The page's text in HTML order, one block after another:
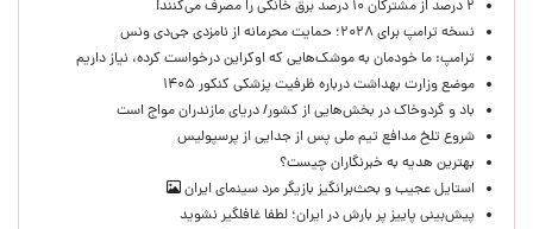
۲ درصد از مشترکان ۱۰ درصد برق خانگی را مصرف می‌کنند!
نسخه ترامپ برای ۲۰۲۸؛ حمایت محرمانه از نامزدی جی‌دی ونس
ترامپ: ما خودمان به موشک‌هایی که اوکراین درخواست کرده، نیاز داریم
موضع وزارت بهداشت درباره ظرفیت پزشکی کنکور ۱۴۰۵
باد و گردوخاک در بخش‌هایی از کشور/ دریای مازندران مواج است
شروع تلخ مدافع تیم ملی پس از جدایی از پرسپولیس
بهترین هدیه به خبرنگاران چیست؟
استایل عجیب و بحث‌برانگیز بازیگر مرد سینمای ایران
پیش‌بینی پاییز پر بارش در ایران؛ لطفا غافلگیر نشوید